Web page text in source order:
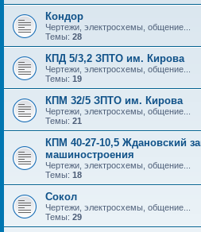
Кондор
Чертежи, электросхемы, общение...
Темы: 28
КПД 5/3,2 ЗПТО им. Кирова
Чертежи, электросхемы, общение...
Темы: 19
КПМ 32/5 ЗПТО им. Кирова
Чертежи, электросхемы, общение...
Темы: 21
КПМ 40-27-10,5 Ждановский
машиностроения
Чертежи, электросхемы, общение...
Темы: 18
Сокол
Чертежи, электросхемы, общение...
Темы: 29